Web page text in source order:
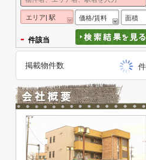
エリア| 駅 価格/賃料 面積
- 件該当
掲載物件数 件